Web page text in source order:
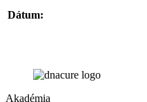
Dátum:
Akadémia